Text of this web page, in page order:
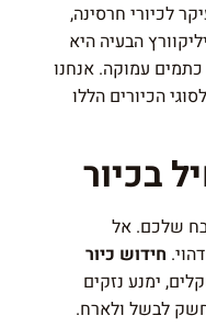
לכיורי חרסינה,
הבעיה היא
עמוקה. אנחנו
הכיורים הללו
בכיור
שלכם. אל
חידוש כיור
ימנע נזקים
לבשל ולארח.